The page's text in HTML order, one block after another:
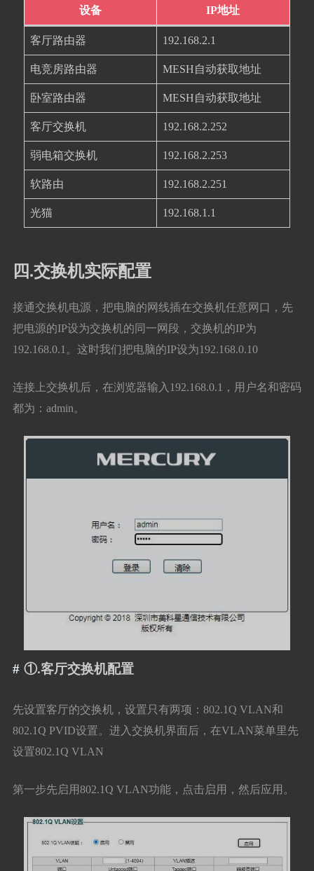
设备 IP地址
客厅路由器 192.168.2.1
电竞房路由器 MESH自动获取地址
卧室路由器 MESH自动获取地址
客厅交换机 192.168.2.252
弱电箱交换机 192.168.2.253
软路由 192.168.2.251
光猫 192.168.1.1
四.交换机实际配置
接通交换机电源，把电脑的网线插在交换机任意网口，先
把电源的IP设为交换机的同一网段，交换机的IP为
192.168.0.1。这时我们把电脑的IP设为192.168.0.10
连接上交换机后，在浏览器输入192.168.0.1，用户名和密码
都为：admin。
①.客厅交换机配置
先设置客厅的交换机，设置只有两项：802.1Q VLAN和
802.1Q PVID设置。进入交换机界面后，在VLAN菜单里先
设置802.1Q VLAN
第一步先启用802.1Q VLAN功能，点击启用，然后应用。